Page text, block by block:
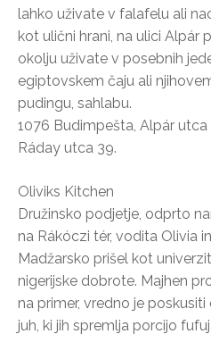
lahko uživate v falafelu ali
kot ulični hrani, na ulici Alpár
okolju uživate v posebnih
egiptovskem čaju ali
pudingu, sahlabu.
1076 Budimpešta, Alpár utca
Ráday utca 39.
Oliviks Kitchen
Družinsko podjetje, odprto
na Rákóczi tér, vodita Olivia
Madžarsko prišel kot
nigerijske dobrote. Majhen
na primer, vredno je
juh, ki jih spremlja porcijo